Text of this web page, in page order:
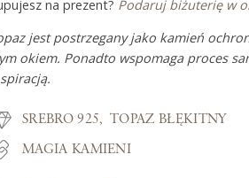
Z miłości do Bali
O Adorre
na prezent? Podaruj biżuterię w
jest postrzegany jako kamień
okiem. Ponadto wspomaga proces
SREBRO 925 TOPAZ BŁĘKITNY
MAGIA KAMIENI